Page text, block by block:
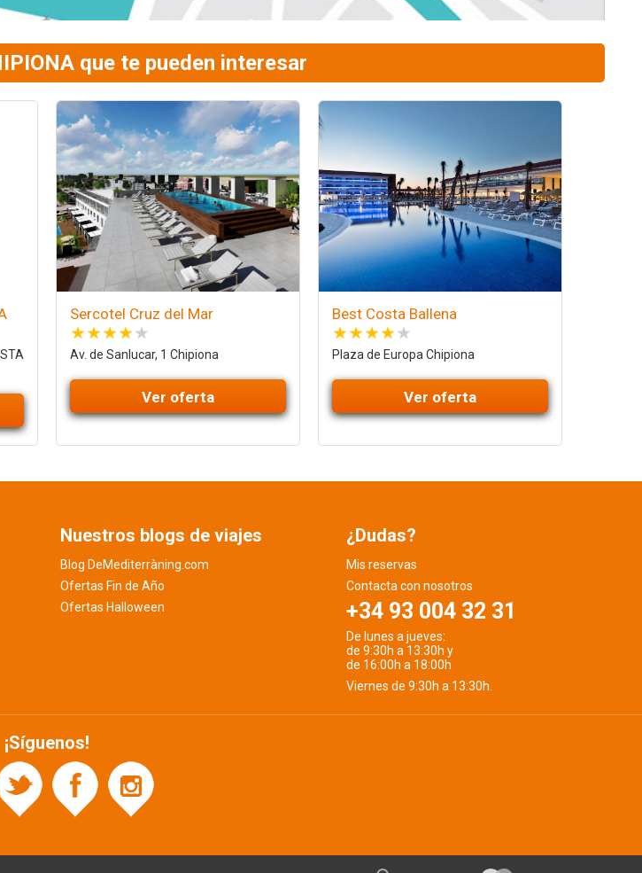
que te pueden interesar
Sercotel Cruz del Mar
Av. de Sanlucar, 1 Chipiona
Ver oferta
Best Costa Ballena
Plaza de Europa Chipiona
Ver oferta
Nuestros blogs de viajes
Blog DeMediterràning.com
Ofertas Fin de Año
Ofertas Halloween
¿Dudas?
Mis reservas
Contacta con nosotros
+34 93 004 32 31
De lunes a jueves:
de 9:30h a 13:30h y
de 16:00h a 18:00h
Viernes de 9:30h a 13:30h.
¡Síguenos!